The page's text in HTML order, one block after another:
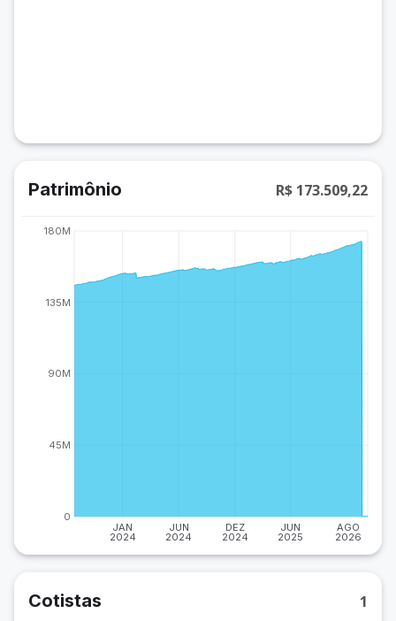
Patrimônio R$ 173.509,22
JAN
2024
JUN
2024
DEZ
2024
JUN
2025
AGO
2026
0
45M
90M
135M
180M
Cotistas 1